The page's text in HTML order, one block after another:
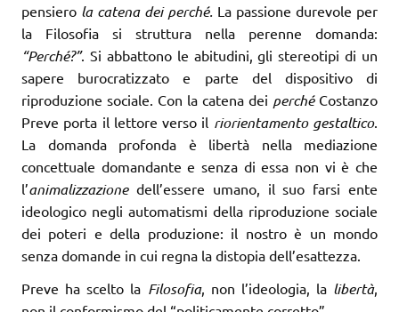
pensiero la catena dei perché. La passione durevole per
la Filosofia si struttura nella perenne domanda:
“Perché?”. Si abbattono le abitudini, gli stereotipi di un
sapere burocratizzato e parte del dispositivo di
riproduzione sociale. Con la catena dei perché Costanzo
Preve porta il lettore verso il riorientamento gestaltico.
La domanda profonda è libertà nella mediazione
concettuale domandante e senza di essa non vi è che
l’animalizzazione dell’essere umano, il suo farsi ente
ideologico negli automatismi della riproduzione sociale
dei poteri e della produzione: il nostro è un mondo
senza domande in cui regna la distopia dell’esattezza.
Preve ha scelto la Filosofia, non l’ideologia, la libertà,